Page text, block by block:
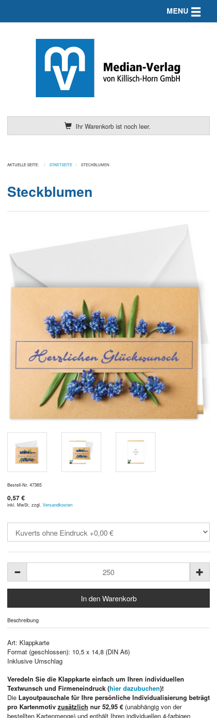
Ihr Warenkorb ist noch leer.
MENU Toggle
AKTUELLE SEITE: STARTSEITE STECKBLUMEN
Steckblumen
Bestell-Nr. 47365
0,57 €
inkl. MwSt. zzgl. Versandkosten
Beschreibung
Art: Klappkarte
Format (geschlossen): 10,5 x 14,8 (DIN A6)
Inklusive Umschlag
Veredeln Sie die Klappkarte einfach um Ihren individuellen
Textwunsch und Firmeneindruck (hier dazubuchen)!
Die Layoutpauschale für Ihre persönliche Individualisierung beträgt
pro Kartenmotiv zusätzlich nur 52,95 € (unabhängig von der
bestellten Kartenmenge) und enthält Ihren individuellen 4-farbigen